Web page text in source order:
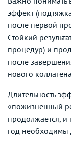
эффект
после первой
Стойкий
процедур) и
после
нового
Длительность
«пожизненный
продолжается,
год необходимы